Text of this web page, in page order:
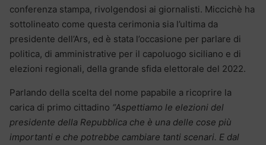
conferenza stampa, rivolgendosi ai giornalisti. Miccichè ha
sottolineato come questa cerimonia sia l’ultima da
presidente dell’Ars, ed è stata l’occasione per parlare di
politica, di amministrative per il capoluogo siciliano e di
elezioni regionali, della grande sfida elettorale del 2022.
Parlando della scelta del nome papabile a ricoprire la
carica di primo cittadino “Aspettiamo le elezioni del
presidente della Repubblica che è una delle cose più
importanti e che potrebbe cambiare tanti scenari. E dal